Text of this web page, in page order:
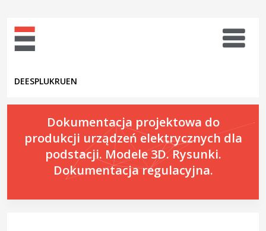
DEESPLUKRUEN
Dokumentacja projektowa do
produkcji urządzeń elektrycznych dla
podstacji. Modele 3D. Rysunki.
Dokumentacja regulacyjna.